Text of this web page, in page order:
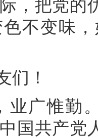
，把党的
不变味
们！
业广惟勤
国共产党